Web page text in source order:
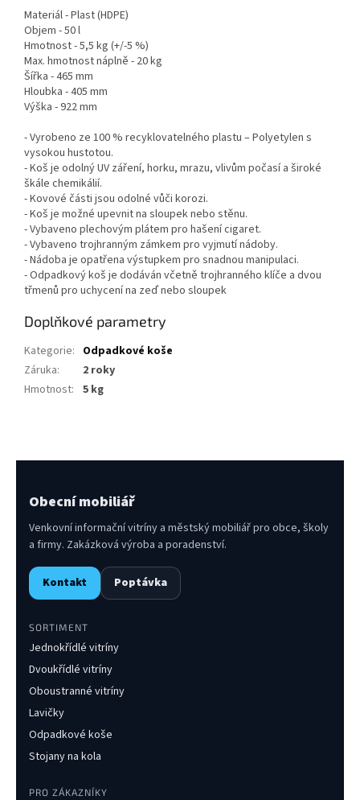
Materiál - Plast (HDPE)
Objem - 50 l
Hmotnost - 5,5 kg (+/-5 %)
Max. hmotnost náplně - 20 kg
Šířka - 465 mm
Hloubka - 405 mm
Výška - 922 mm
- Vyrobeno ze 100 % recyklovatelného plastu – Polyetylen s
vysokou hustotou.
- Koš je odolný UV záření, horku, mrazu, vlivům počasí a široké
škále chemikálií.
- Kovové části jsou odolné vůči korozi.
- Koš je možné upevnit na sloupek nebo stěnu.
- Vybaveno plechovým plátem pro hašení cigaret.
- Vybaveno trojhranným zámkem pro vyjmutí nádoby.
- Nádoba je opatřena výstupkem pro snadnou manipulaci.
- Odpadkový koš je dodáván včetně trojhranného klíče a dvou
třmenů pro uchycení na zeď nebo sloupek
Doplňkové parametry
Kategorie: Odpadkové koše
Záruka:
2 roky
Hmotnost: 5 kg
Obecní mobiliář
Venkovní informační vitríny a městský mobiliář pro obce, školy
a firmy. Zakázková výroba a poradenství.
Kontakt Poptávka
SORTIMENT
Jednokřídlé vitríny
Dvoukřídlé vitríny
Oboustranné vitríny
Lavičky
Odpadkové koše
Stojany na kola
PRO ZÁKAZNÍKY